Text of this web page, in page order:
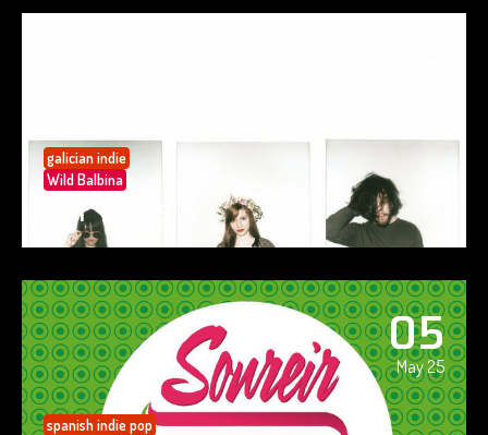
galician indie
Wild Balbina
EAT TACOS
05
May 25
spanish indie pop